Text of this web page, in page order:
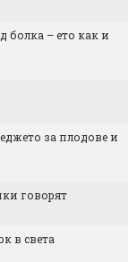
болка – ето как и
за плодове и
говорят
в света